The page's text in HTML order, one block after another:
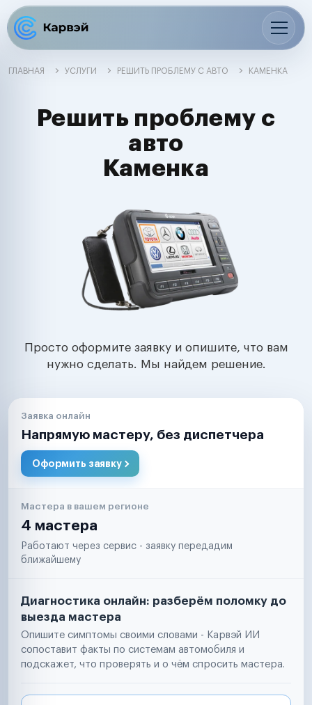
ГЛАВНАЯ УСЛУГИ РЕШИТЬ ПРОБЛЕМУ С АВТО КАМЕНКА
Решить проблему с
авто
Каменка
Просто оформите заявку и опишите, что вам
нужно сделать. Мы найдем решение.
Заявка онлайн
Напрямую мастеру, без диспетчера
Оформить заявку
Мастера в вашем регионе
4 мастера
Работают через сервис - заявку передадим
ближайшему
Диагностика онлайн: разберём поломку до
выезда мастера
Опишите симптомы своими словами - Карвэй ИИ
сопоставит факты по системам автомобиля и
подскажет, что проверять и о чём спросить мастера.